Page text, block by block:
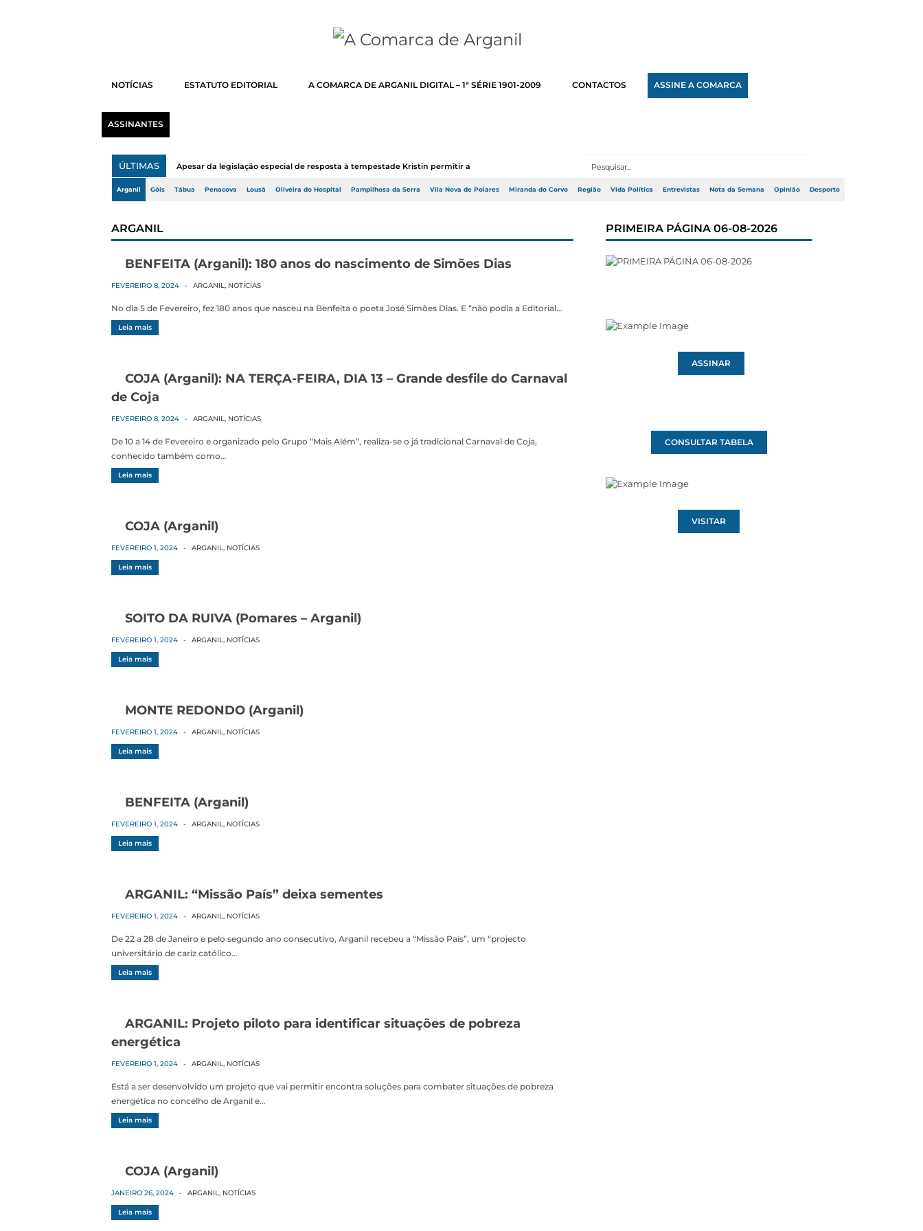
NOTÍCIAS ESTATUTO EDITORIAL A COMARCA DE ARGANIL DIGITAL – 1ª SÉRIE 1901-2009 CONTACTOS ASSINE A COMARCA
ASSINANTES
ÚLTIMAS Apesar da legislação especial de resposta à tempestade Kristin permitir a adj...
Arganil Góis Tábua Penacova Lousã Oliveira do Hospital Pampilhosa da Serra Vila Nova de Poiares Miranda do Corvo Região Vida Política Entrevistas Nota da Semana Opinião Desporto
ARGANIL
BENFEITA (Arganil): 180 anos do nascimento de Simões Dias
FEVEREIRO 8, 2024 - ARGANIL, NOTÍCIAS
No dia 5 de Fevereiro, fez 180 anos que nasceu na Benfeita o poeta José Simões Dias. E “não podia a Editorial…
Leia mais
COJA (Arganil): NA TERÇA-FEIRA, DIA 13 – Grande desfile do Carnaval
de Coja
FEVEREIRO 8, 2024 - ARGANIL, NOTÍCIAS
De 10 a 14 de Fevereiro e organizado pelo Grupo “Mais Além”, realiza-se o já tradicional Carnaval de Coja,
conhecido também como…
Leia mais
COJA (Arganil)
FEVEREIRO 1, 2024 - ARGANIL, NOTÍCIAS
Leia mais
SOITO DA RUIVA (Pomares – Arganil)
FEVEREIRO 1, 2024 - ARGANIL, NOTÍCIAS
Leia mais
MONTE REDONDO (Arganil)
FEVEREIRO 1, 2024 - ARGANIL, NOTÍCIAS
Leia mais
BENFEITA (Arganil)
FEVEREIRO 1, 2024 - ARGANIL, NOTÍCIAS
Leia mais
ARGANIL: “Missão País” deixa sementes
FEVEREIRO 1, 2024 - ARGANIL, NOTÍCIAS
De 22 a 28 de Janeiro e pelo segundo ano consecutivo, Arganil recebeu a “Missão País”, um “projecto
universitário de cariz católico…
Leia mais
ARGANIL: Projeto piloto para identificar situações de pobreza
energética
FEVEREIRO 1, 2024 - ARGANIL, NOTÍCIAS
Está a ser desenvolvido um projeto que vai permitir encontra soluções para combater situações de pobreza
energética no concelho de Arganil e…
Leia mais
COJA (Arganil)
JANEIRO 26, 2024 - ARGANIL, NOTÍCIAS
Leia mais
PRIMEIRA PÁGINA 06-08-2026
ASSINAR
CONSULTAR TABELA
VISITAR